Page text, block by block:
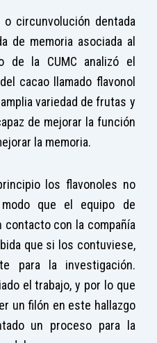
circunvolución dentada
de memoria asociada al
de la CUMC analizó el
cacao llamado flavonol
variedad de frutas y
de mejorar la función
la memoria.
los flavonoles no
que el equipo de
con la compañía
que si los contuviese,
para la investigación.
el trabajo, y por lo que
un filón en este hallazgo
un proceso para la